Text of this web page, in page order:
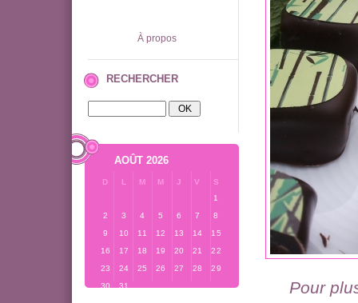
À propos
RECHERCHER
AOÛT 2026
D L M M J V
S
1
2
3 4 5 6 7
8
9
10 11 12 13 14
15
16
17 18 19 20 21
22
23
24 25 26 27 28
29
30
31 Pour